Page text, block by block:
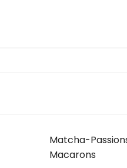
Matcha-
Macarons